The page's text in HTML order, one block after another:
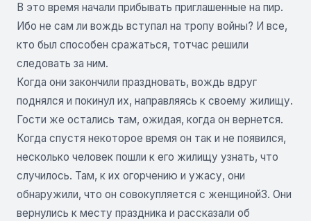
В это время начали прибывать приглашенные на пир.
Ибо не сам ли вождь вступал на тропу войны? И все,
кто был способен сражаться, тотчас решили
следовать за ним.
Когда они закончили праздновать, вождь вдруг
поднялся и покинул их, направляясь к своему жилищу.
Гости же остались там, ожидая, когда он вернется.
Когда спустя некоторое время он так и не появился,
несколько человек пошли к его жилищу узнать, что
случилось. Там, к их огорчению и ужасу, они
обнаружили, что он совокупляется с женщиной3. Они
вернулись к месту праздника и рассказали об